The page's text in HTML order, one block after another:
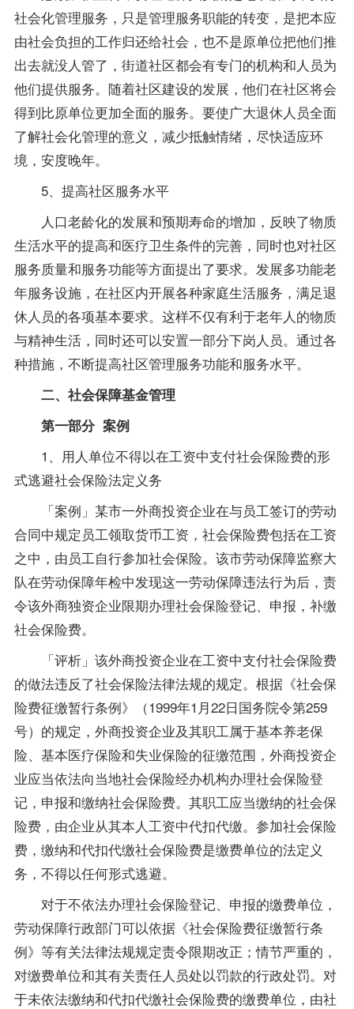
社会化管理服务，只是管理服务职能的转变，是把本应
由社会负担的工作归还给社会，也不是原单位把他们推
出去就没人管了，街道社区都会有专门的机构和人员为
他们提供服务。随着社区建设的发展，他们在社区将会
得到比原单位更加全面的服务。要使广大退休人员全面
了解社会化管理的意义，减少抵触情绪，尽快适应环
境，安度晚年。
5、提高社区服务水平
人口老龄化的发展和预期寿命的增加，反映了物质
生活水平的提高和医疗卫生条件的完善，同时也对社区
服务质量和服务功能等方面提出了要求。发展多功能老
年服务设施，在社区内开展各种家庭生活服务，满足退
休人员的各项基本要求。这样不仅有利于老年人的物质
与精神生活，同时还可以安置一部分下岗人员。通过各
种措施，不断提高社区管理服务功能和服务水平。
二、社会保障基金管理
第一部分 案例
1、用人单位不得以在工资中支付社会保险费的形
式逃避社会保险法定义务
「案例」某市一外商投资企业在与员工签订的劳动
合同中规定员工领取货币工资，社会保险费包括在工资
之中，由员工自行参加社会保险。该市劳动保障监察大
队在劳动保障年检中发现这一劳动保障违法行为后，责
令该外商独资企业限期办理社会保险登记、申报，补缴
社会保险费。
「评析」该外商投资企业在工资中支付社会保险费
的做法违反了社会保险法律法规的规定。根据《社会保
险费征缴暂行条例》（1999年1月22日国务院令第259
号）的规定，外商投资企业及其职工属于基本养老保
险、基本医疗保险和失业保险的征缴范围，外商投资企
业应当依法向当地社会保险经办机构办理社会保险登
记，申报和缴纳社会保险费。其职工应当缴纳的社会保
险费，由企业从其本人工资中代扣代缴。参加社会保险
费，缴纳和代扣代缴社会保险费是缴费单位的法定义
务，不得以任何形式逃避。
对于不依法办理社会保险登记、申报的缴费单位，
劳动保障行政部门可以依据《社会保险费征缴暂行条
例》等有关法律法规规定责令限期改正；情节严重的，
对缴费单位和其有关责任人员处以罚款的行政处罚。对
于未依法缴纳和代扣代缴社会保险费的缴费单位，由社